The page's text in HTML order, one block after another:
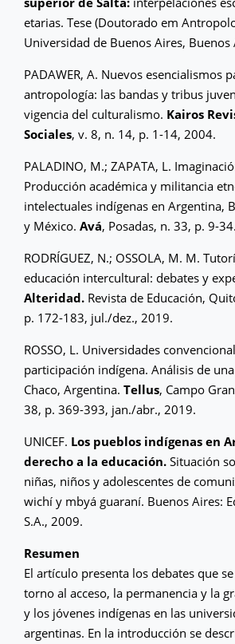
etarias. Tese (Doutorado em
Universidad de Buenos Aires, Buenos
PADAWER, A. Nuevos esencialismos
antropología: las bandas y tribus
vigencia del culturalismo. Kairos
Sociales, v. 8, n. 14, p. 1-14, 2004.
PALADINO, M.; ZAPATA, L.
Producción académica y militancia
intelectuales indígenas en Argentina,
y México. Avá, Posadas, n. 33, p. 9-34.
RODRÍGUEZ, N.; OSSOLA, M. M.
educación intercultural: debates y
Alteridad. Revista de Educación,
p. 172-183, jul./dez., 2019.
ROSSO, L. Universidades
participación indígena. Análisis de
Chaco, Argentina. Tellus, Campo
38, p. 369-393, jan./abr., 2019.
UNICEF. Los pueblos indígenas en
derecho a la educación. Situación
niñas, niños y adolescentes de
wichí y mbyá guaraní. Buenos Aires:
S.A., 2009.
Resumen
El artículo presenta los debates que
torno al acceso, la permanencia y la
y los jóvenes indígenas en las
argentinas. En la introducción se